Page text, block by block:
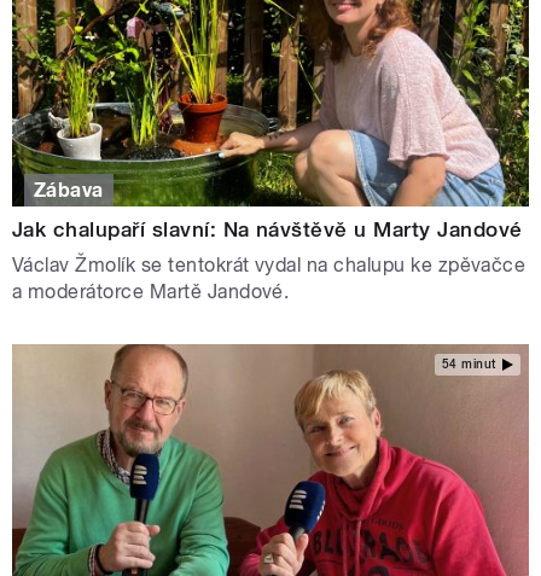
Zábava
Jak chalupaří slavní: Na návštěvě u Marty Jandové
Václav Žmolík se tentokrát vydal na chalupu ke zpěvačce
a moderátorce Martě Jandové.
54 minut